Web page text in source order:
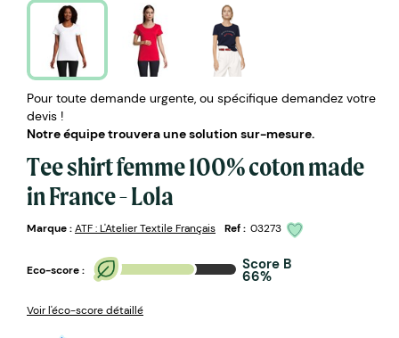
Pour toute demande urgente, ou spécifique demandez votre
devis !
Notre équipe trouvera une solution sur-mesure.
Tee shirt femme 100% coton made
in France - Lola
Marque :ATF : L'Atelier Textile Français Ref : 03273
Eco-score : Score B
66%
Voir l'éco-score détaillé